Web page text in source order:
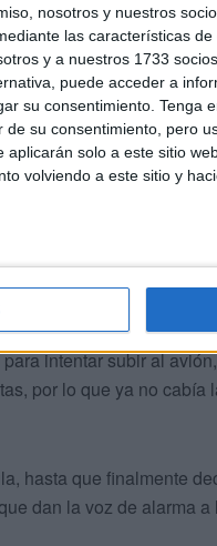
nosotros y nuestros
las características
y a nuestros 1733
puede acceder a
su consentimiento. Tenga
su consentimiento, pero
aplicarán solo a este sitio
volviendo a este sitio y
intentar subir al
por lo que ya no cabía
hasta que finalmente
dan la voz de alarma